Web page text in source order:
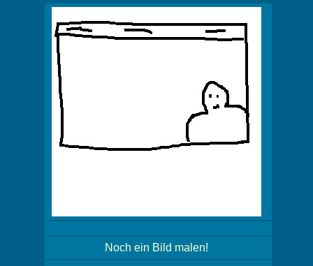
Noch ein Bild malen!